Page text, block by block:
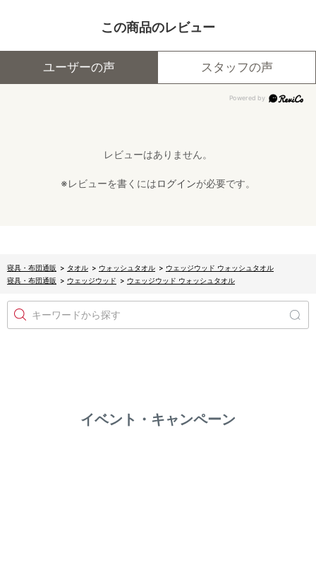
この商品のレビュー
ユーザーの声 スタッフの声
レビューはありません。
※レビューを書くにはログインが必要です。
寝具・布団通販 > タオル > ウォッシュタオル > ウェッジウッド ウォッシュタオル
寝具・布団通販 > ウェッジウッド > ウェッジウッド ウォッシュタオル
キーワードから探す
イベント・キャンペーン